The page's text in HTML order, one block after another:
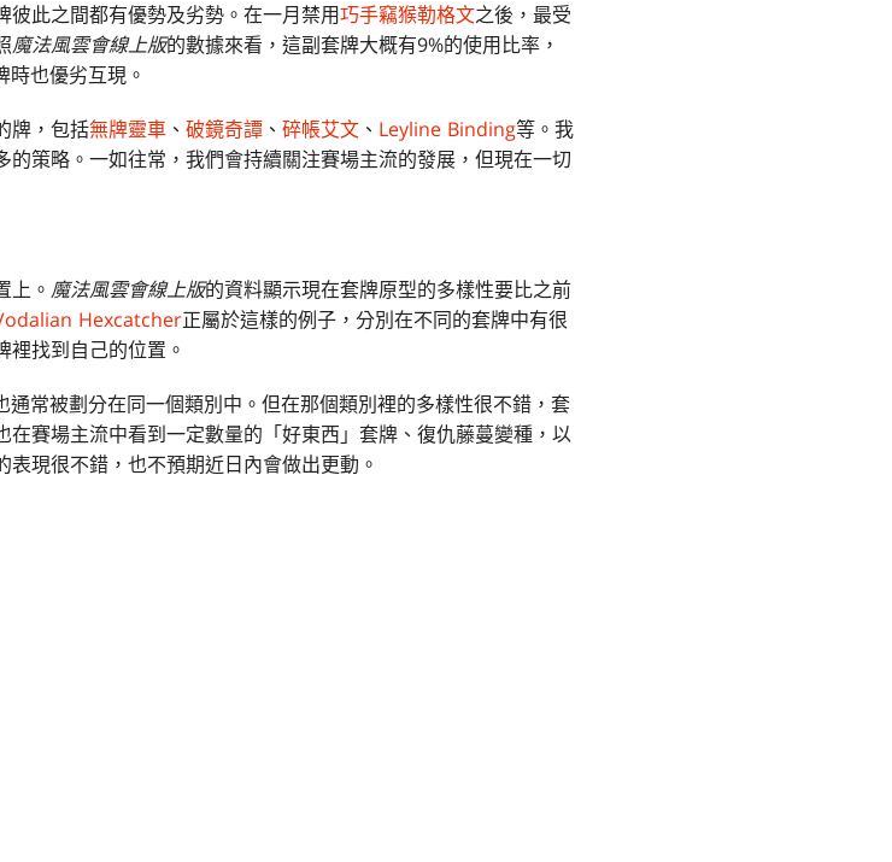
此之間都有優勢及劣勢。在一月禁用巧手竊猴勒格文之後，最受
魔法風雲會線上版的數據來看，這副套牌大概有9%的使用比率，
也優劣互現。
牌，包括無牌靈車 、 破鏡奇譚 、 碎帳艾文 、 Leyline Binding等。我
策略。一如往常，我們會持續關注賽場主流的發展，但現在一切
上。 魔法風雲會線上版的資料顯示現在套牌原型的多樣性要比之前
Hexcatcher正屬於這樣的例子，分別在不同的套牌中有很
裡找到自己的位置。
通常被劃分在同一個類別中。但在那個類別裡的多樣性很不錯，套
賽場主流中看到一定數量的「好東西」套牌、復仇藤蔓變種，以
現很不錯，也不預期近日內會做出更動。